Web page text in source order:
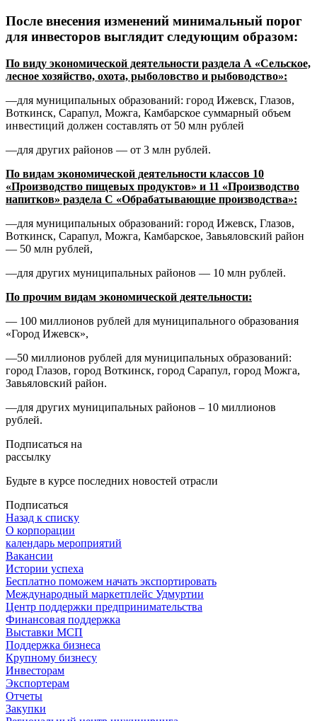
После внесения изменений минимальный порог
для инвесторов выглядит следующим образом:
По виду экономической деятельности раздела А «Сельское,
лесное хозяйство, охота, рыболовство и рыбоводство»:
―для муниципальных образований: город Ижевск, Глазов,
Воткинск, Сарапул, Можга, Камбарское суммарный объем
инвестиций должен составлять от 50 млн рублей
―для других районов ― от 3 млн рублей.
По видам экономической деятельности классов 10
«Производство пищевых продуктов» и 11 «Производство
напитков» раздела С «Обрабатывающие производства»:
―для муниципальных образований: город Ижевск, Глазов,
Воткинск, Сарапул, Можга, Камбарское, Завьяловский район
― 50 млн рублей,
―для других муниципальных районов ― 10 млн рублей.
По прочим видам экономической деятельности:
― 100 миллионов рублей для муниципального образования
«Город Ижевск»,
―50 миллионов рублей для муниципальных образований:
город Глазов, город Воткинск, город Сарапул, город Можга,
Завьяловский район.
―для других муниципальных районов – 10 миллионов
рублей.
Подписаться на
рассылку
Будьте в курсе последних новостей отрасли
Подписаться
Назад к списку
О корпорации
календарь мероприятий
Вакансии
Истории успеха
Бесплатно поможем начать экспортировать
Международный маркетплейс Удмуртии
Центр поддержки предпринимательства
Финансовая поддержка
Выставки МСП
Поддержка бизнеса
Крупному бизнесу
Инвесторам
Экспортерам
Отчеты
Закупки